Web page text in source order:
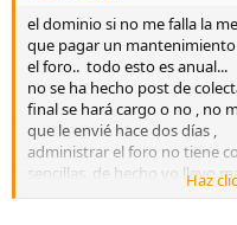
el dominio si no me falla la
que pagar un
el foro.. todo esto es anual...
no se ha hecho post de
final se hará cargo o no , no
que le envié hace dos días ,
administrar el foro no tiene
sencillas de hecho yo llevo
moderacion y
Haz